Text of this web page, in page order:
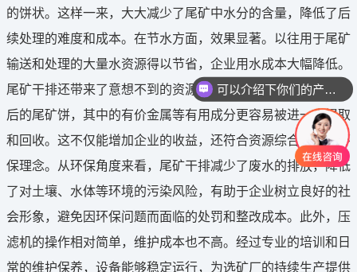
的饼状。这样一来，大大减少了尾矿中水分的含量，降低了后
续处理的难度和成本。在节水方面，效果显著。以往用于尾矿
输送和处理的大量水资源得以节省，企业用水成本大幅降低。
尾矿干排还带来了意想不到的资源回收效益。经过压滤机处理
后的尾矿饼，其中的有价金属等有用成分更容易被进一步提取
和回收。这不仅能增加企业的收益，还符合资源综合利用的环
保理念。从环保角度来看，尾矿干排减少了废水的排放，降低
了对土壤、水体等环境的污染风险，有助于企业树立良好的社
会形象，避免因环保问题而面临的处罚和整改成本。此外，压
滤机的操作相对简单，维护成本也不高。经过专业的培训和日
常的维护保养，设备能够稳定运行，为选矿厂的持续生产提供
可以介绍下你们的产品么
你们是怎么收费的呢